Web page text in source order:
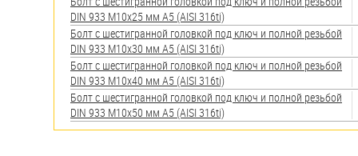
Пробки
Саморезы и шурупы
Стопорные кольца
DIN 933 М10х25 мм А5 (AISI 316ti)
Болт с шестигранной головкой под ключ и полной резьбой
DIN 933 М10х30 мм А5 (AISI 316ti)
Болт с шестигранной головкой под ключ и полной резьбой
DIN 933 М10х40 мм А5 (AISI 316ti)
Болт с шестигранной головкой под ключ и полной резьбой
DIN 933 М10х50 мм А5 (AISI 316ti)